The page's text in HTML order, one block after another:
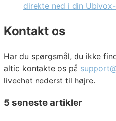
direkte ned i din
Kontakt os
Har du spørgsmål, du ikke
altid kontakte os på
livechat nederst til højre.
5 seneste artikler